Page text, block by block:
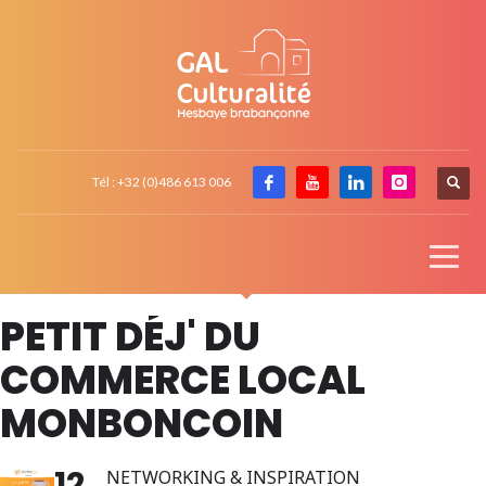
Tél : +32 (0)486 613 006
PETIT DÉJ' DU
COMMERCE LOCAL
MONBONCOIN
NETWORKING & INSPIRATION